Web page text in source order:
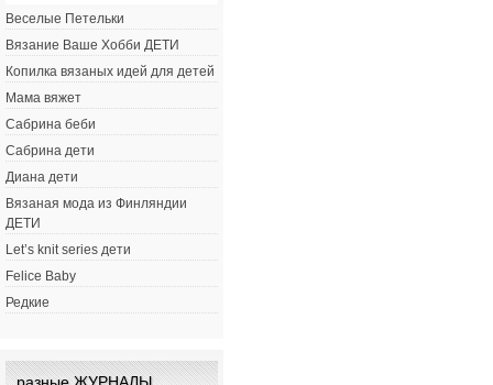
Веселые Петельки
Вязание Ваше Хобби ДЕТИ
Копилка вязаных идей для детей
Мама вяжет
Сабрина беби
Сабрина дети
Диана дети
Вязаная мода из Финляндии
ДЕТИ
Let’s knit series дети
Felice Baby
Редкие